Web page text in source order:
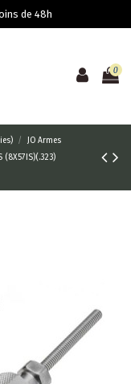
de 48h
0
JO Armes
(8X57IS)(.323)